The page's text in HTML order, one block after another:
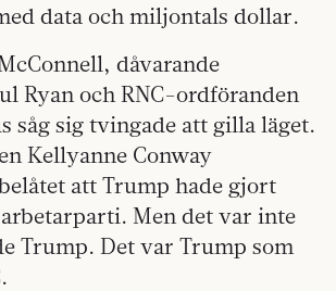
data och miljontals dollar.
dåvarande
Ryan och RNC-ordföranden
såg sig tvingade att gilla läget.
Kellyanne Conway
att Trump hade gjort
Men det var inte
Trump. Det var Trump som